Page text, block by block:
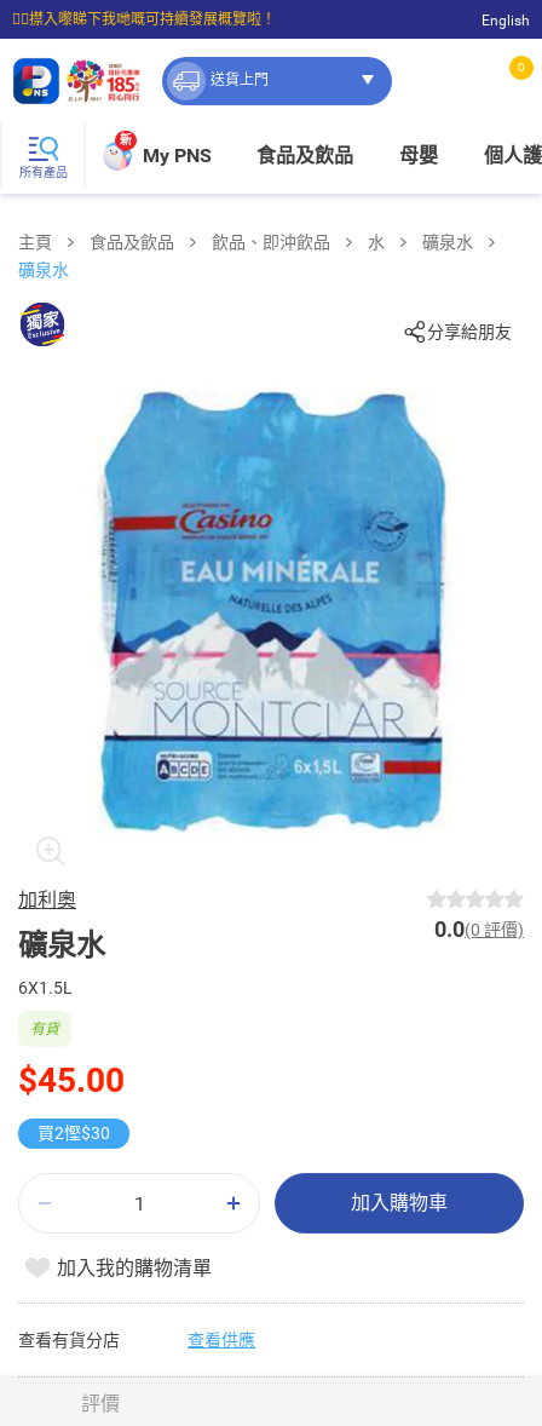
☝🏼㩒入嚟睇下我哋嘅可持續發展概覽啦！
⭐購物滿$399即享免費送貨；滿$100即可免費店取。
English
送貨上門
0
所有產品
新
My PNS 食品及飲品 母嬰 個人
主頁 食品及飲品 飲品、即沖飲品 水
礦泉水
礦泉水
分享給朋友
加利奧
礦泉水 0.0(0 評價)
6X1.5L
$45.00
有貨
買2慳$30
加入購物車
加入我的購物清單
查看有貨分店 查看供應
評價